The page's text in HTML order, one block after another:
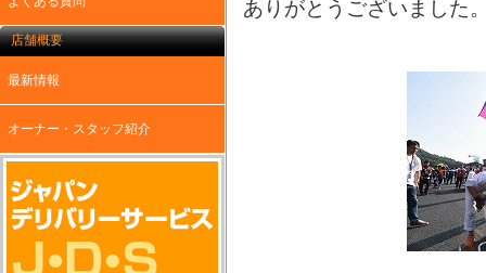
ありがとうございました
店舗概要
最新情報
オーナー・スタッフ紹介